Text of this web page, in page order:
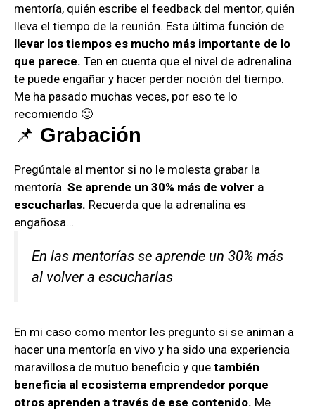
mentoría, quién escribe el feedback del mentor, quién
lleva el tiempo de la reunión. Esta última función de
llevar los tiempos es mucho más importante de lo
que parece. Ten en cuenta que el nivel de adrenalina
te puede engañar y hacer perder noción del tiempo.
Me ha pasado muchas veces, por eso te lo
recomiendo 🙂
📌 Grabación
Pregúntale al mentor si no le molesta grabar la
mentoría. Se aprende un 30% más de volver a
escucharlas. Recuerda que la adrenalina es
engañosa…
En las mentorías se aprende un 30% más
al volver a escucharlas
En mi caso como mentor les pregunto si se animan a
hacer una mentoría en vivo y ha sido una experiencia
maravillosa de mutuo beneficio y que también
beneficia al ecosistema emprendedor porque
otros aprenden a través de ese contenido. Me